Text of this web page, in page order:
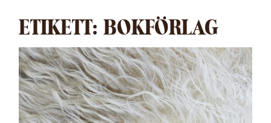
ETIKETT: BOKFÖRLAG